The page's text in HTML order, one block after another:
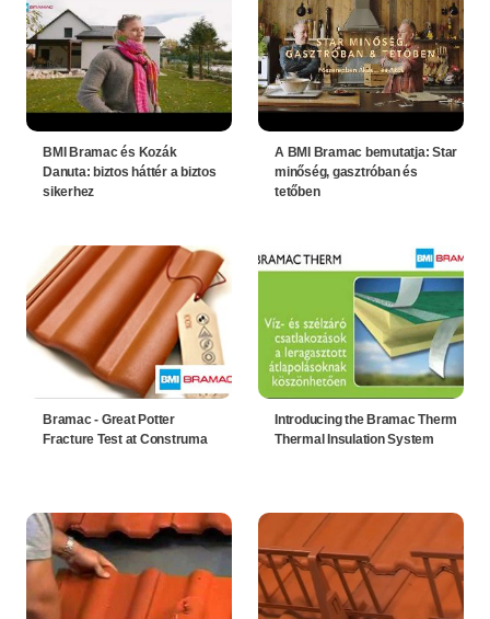
BMI Bramac és Kozák
Danuta: biztos háttér a biztos
sikerhez
A BMI Bramac bemutatja: Star
minőség, gasztróban és
tetőben
Bramac - Great Potter
Fracture Test at Construma
Introducing the Bramac Therm
Thermal Insulation System